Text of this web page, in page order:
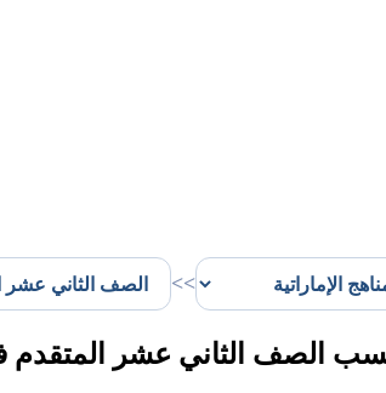
>>
الصف الثاني عشر المتقدم